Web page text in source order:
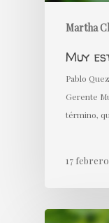
Martha
Muy
Pablo
Gerente
término,
17